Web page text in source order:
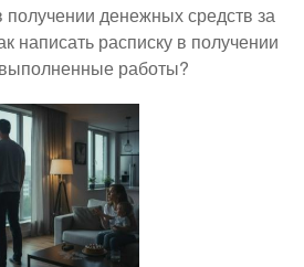
денежных средств за
написать расписку в получении
работы?